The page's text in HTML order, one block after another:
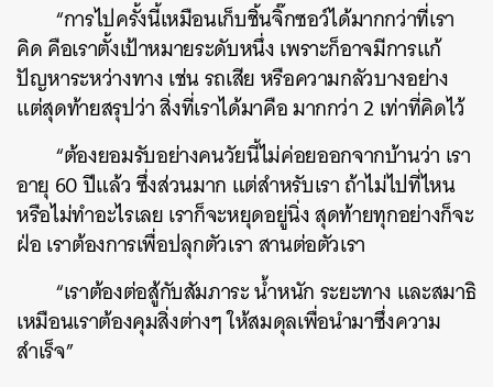
“การไปครั้งนี้เหมือนเก็บชิ้นจิ๊กซอว์ได้มากกว่าที่เรา
คิด คือเราตั้งเป้าหมายระดับหนึ่ง เพราะก็อาจมีการแก้
ปัญหาระหว่างทาง เช่น รถเสีย หรือความกลัวบางอย่าง
แต่สุดท้ายสรุปว่า สิ่งที่เราได้มาคือ มากกว่า 2 เท่าที่คิดไว้
“ต้องยอมรับอย่างคนวัยนี้ไม่ค่อยออกจากบ้านว่า เรา
อายุ 60 ปีแล้ว ซึ่งส่วนมาก แต่สำหรับเรา ถ้าไม่ไปที่ไหน
หรือไม่ทำอะไรเลย เราก็จะหยุดอยู่นิ่ง สุดท้ายทุกอย่างก็จะ
ฝ่อ เราต้องการเพื่อปลุกตัวเรา สานต่อตัวเรา
“เราต้องต่อสู้กับสัมภาระ น้ำหนัก ระยะทาง และสมาธิ
เหมือนเราต้องคุมสิ่งต่างๆ ให้สมดุลเพื่อนำมาซึ่งความ
สำเร็จ”